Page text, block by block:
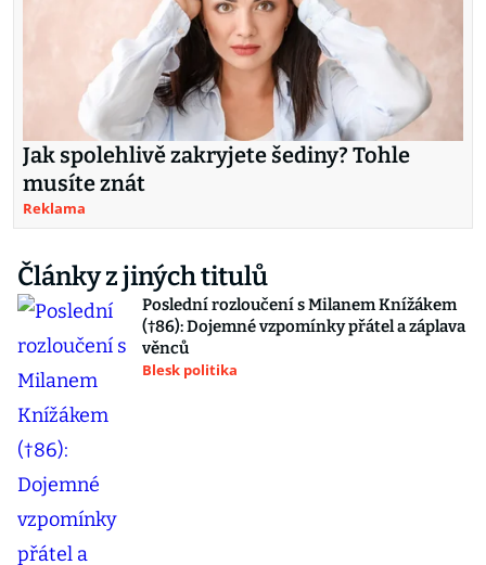
Jak spolehlivě zakryjete šediny? Tohle
musíte znát
Reklama
Články z jiných titulů
Poslední rozloučení s Milanem Knížákem
(†86): Dojemné vzpomínky přátel a záplava
věnců
Blesk politika